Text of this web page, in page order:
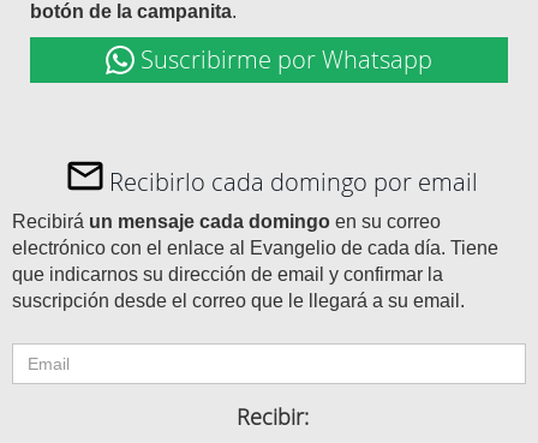
botón de la campanita.
Suscribirme por Whatsapp
Recibirlo cada domingo por email
Recibirá un mensaje cada domingo en su correo
electrónico con el enlace al Evangelio de cada día. Tiene
que indicarnos su dirección de email y confirmar la
suscripción desde el correo que le llegará a su email.
Recibir: